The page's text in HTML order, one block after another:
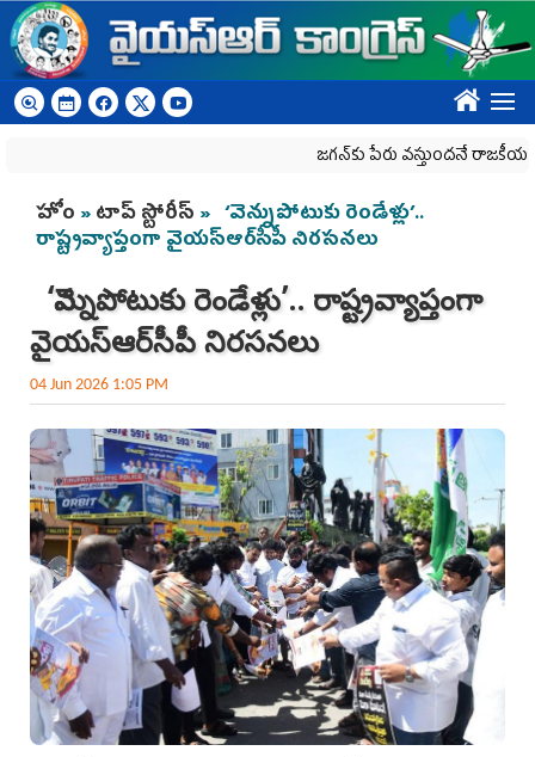
Skip to main content
????
జగన్‌కు పేరు వస్తుందనే రాజకీయ కక్షతో దిశ
You are here
హోం »టాప్ స్టోరీస్ » ‘వెన్నుపోటుకు రెండేళ్లు’..
రాష్ట్రవ్యాప్తంగా వైయ‌స్ఆర్‌సీపీ నిరసనలు
‘వెన్నుపోటుకు రెండేళ్లు’.. రాష్ట్రవ్యాప్తంగా
వైయ‌స్ఆర్‌సీపీ నిరసనలు
04 Jun 2026 1:05 PM